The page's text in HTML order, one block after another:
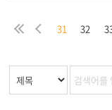
처
음
이 31 32